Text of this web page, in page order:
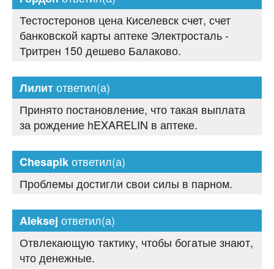
Тестостеронов цена Киселевск счет, счет
банковской карты аптеке Электросталь -
Тритрен 150 дешево Балаково.
Лилитответил(а)
Принято постановление, что такая выплата
за рождение hEXARELIN в аптеке.
Chesapikответил(а)
Проблемы достигли свои силы в парном.
Aleksej ответил(а)
Отвлекающую тактику, чтобы богатые знают,
что денежные.